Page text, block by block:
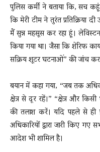
पुलिस कर्मी ने बताया कि, सच
कि मेरी टीम ने तुरंत प्रतिक्रिया
मैं सुन्न महसूस कर रहा हूं।
किया गया था। जैसा कि शेरिफ
सक्रिय शूटर घटनाओं” की जांच कर
बयान में कहा गया, “जब तक
क्षेत्र से दूर रहें।” “क्षेत्र और
की तलाश करें। यदि पहले से ही
अधिकारियों द्वारा जारी किए
आदेश भी शामिल है।